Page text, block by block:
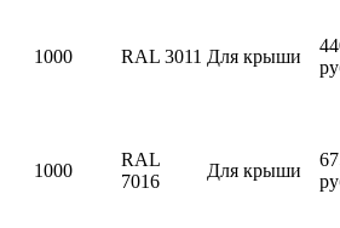
1000 RAL 3011 Для крыши
1000
RAL
7016
Для крыши